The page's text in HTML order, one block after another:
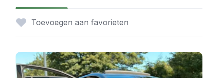
Toevoegen aan favorieten